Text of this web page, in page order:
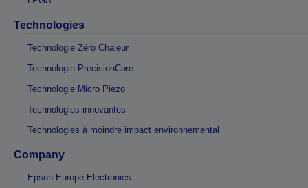
Technologies
Technologie Zéro Chaleur
Technologie PrecisionCore
Technologie Micro Piezo
Technologies innovantes
Technologies à moindre impact environnemental
Company
Epson Europe Electronics